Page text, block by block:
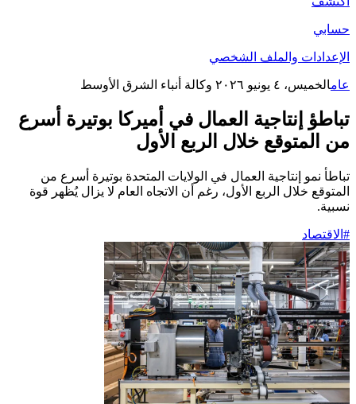
حسابي
الإعدادات والملف الشخصي
عامالخميس، ٤ يونيو ٢٠٢٦ وكالة أنباء الشرق الأوسط
تباطؤ إنتاجية العمال في أميركا بوتيرة أسرع
من المتوقع خلال الربع الأول
تباطأ نمو إنتاجية العمال في الولايات المتحدة بوتيرة أسرع من
المتوقع خلال الربع الأول، رغم أن الاتجاه العام لا يزال يُظهر قوة
نسبية.
#الاقتصاد